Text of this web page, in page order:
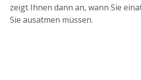
zeigt Ihnen dann an, wann Sie
Sie ausatmen müssen.